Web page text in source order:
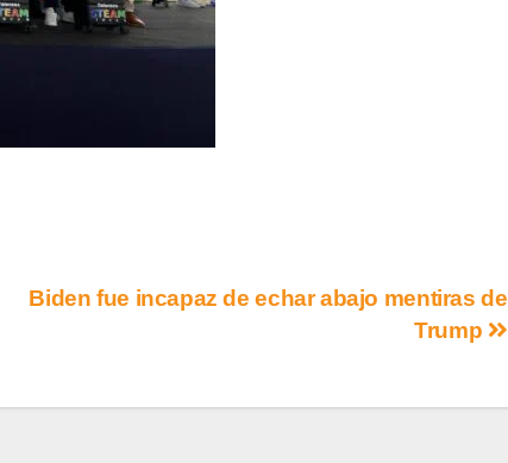
Biden fue incapaz de echar abajo mentiras de
Trump